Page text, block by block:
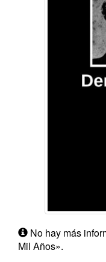
No hay más
Mil Años».